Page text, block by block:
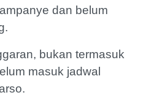
dan belum
bukan termasuk
masuk jadwal